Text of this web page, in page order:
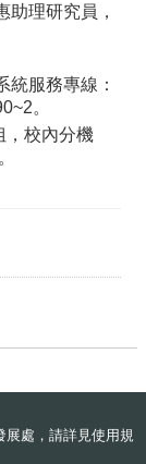
助理研究員，
統服務專線：
。
，校內分機
。
處，請詳見使用規